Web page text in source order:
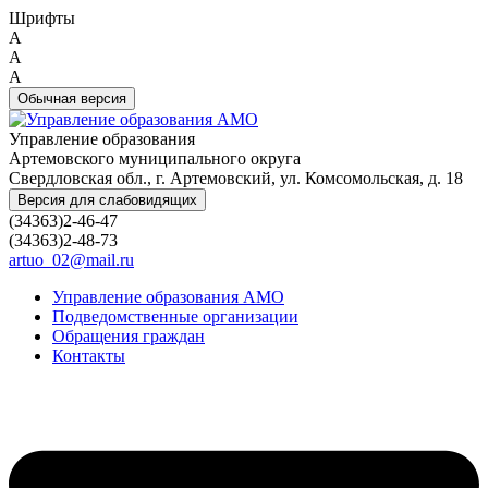
Шрифты
A
A
A
Обычная версия
Управление образования
Артемовского муниципального округа
Свердловская обл., г. Артемовский, ул. Комсомольская, д. 18
Версия для слабовидящих
(34363)2-46-47
(34363)2-48-73
artuo_02@mail.ru
Управление образования АМО
Подведомственные организации
Обращения граждан
Контакты